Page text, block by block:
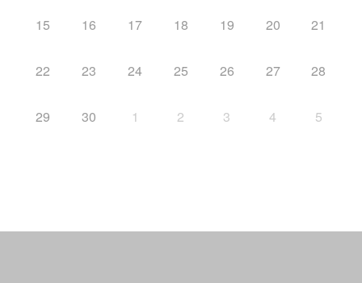
15 16 17 18 19 20 21
22 23 24 25 26 27 28
29 30 1 2 3 4 5